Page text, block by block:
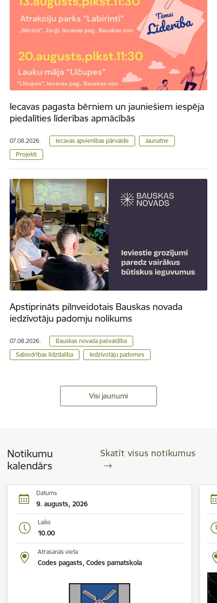
Iecavas pagasta bērniem un jauniešiem iespēja
piedalīties līderības apmācībās
07.08.2026. Iecavas apvienības pārvalde
Jaunatne
Projekti
Apstiprināts pilnveidotais Bauskas novada
iedzīvotāju padomju nolikums
07.08.2026.
Bauskas novada pašvaldība
Sabiedrības līdzdalība
Iedzīvotāju padomes
Visi jaunumi
Notikumu
kalendārs
Skatīt visus notikumus
Datums
9. augusts, 2026
Laiks
10.00
Atrašanās vieta
Codes pagasts, Codes pamatskola